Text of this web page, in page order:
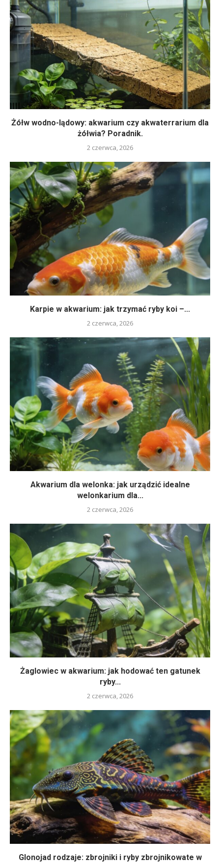
Żółw wodno-lądowy: akwarium czy akwaterrarium dla
żółwia? Poradnik.
2 czerwca, 2026
Karpie w akwarium: jak trzymać ryby koi –...
2 czerwca, 2026
Akwarium dla welonka: jak urządzić idealne
welonkarium dla...
2 czerwca, 2026
Żaglowiec w akwarium: jak hodować ten gatunek
ryby...
2 czerwca, 2026
Glonojad rodzaje: zbrojniki i ryby zbrojnikowate w